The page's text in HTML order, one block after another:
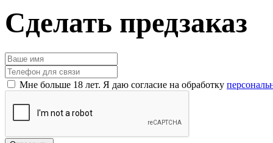
Сделать предзаказ
Мне больше 18 лет. Я даю согласие на обработку